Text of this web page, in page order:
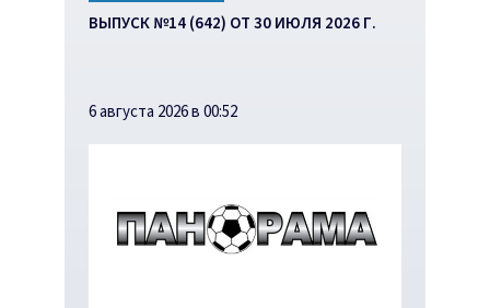
ВЫПУСК №14 (642) ОТ 30 ИЮЛЯ 2026 Г.
6 августа 2026 в 00:52